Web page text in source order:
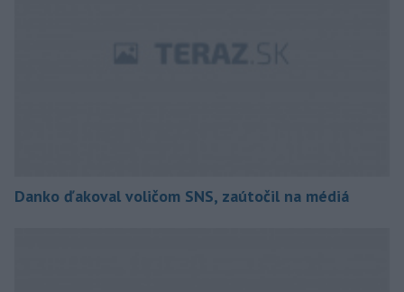
Danko ďakoval voličom SNS, zaútočil na médiá